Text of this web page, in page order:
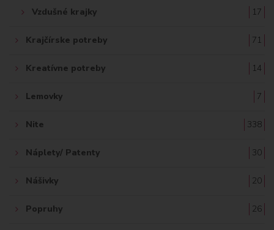
Vzdušné krajky 17
Krajčírske potreby 71
Kreatívne potreby 14
Lemovky 7
Nite 338
Náplety/ Patenty 30
Nášivky 20
Popruhy 26